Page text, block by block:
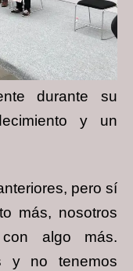
durante su
y un
pero sí
más, nosotros
algo más.
y no tenemos